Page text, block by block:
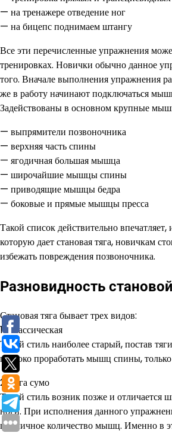
— на тренажере отведение ног
— на бицепс поднимаем штангу
Все эти перечисленные упражнения
тренировках. Новички обычно данное
того. Вначале выполнения упражнения
же в работу начинают подключаться
Задействованы в основном крупные
— выпрямители позвоночника
— верхняя часть спины
— ягодичная большая мышца
— широчайшие мышцы спины
— приводящие мышцы бедра
— боковые и прямые мышцы пресса
Такой список действительно
которую дает становая тяга, новичкам
избежать повреждения позвоночника.
Разновидность
Становая тяга бывает трех видов:
1. Классическая
Такой стиль наиболее старый, постав
глубоко проработать мышц спины,
2. Тяга сумо
Такой стиль возник позже и отличается
ноги. При исполнения данного
приличное количество мышц. Именно в